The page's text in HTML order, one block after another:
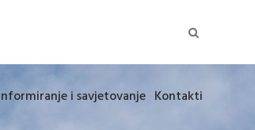
i savjetovanje Kontakti